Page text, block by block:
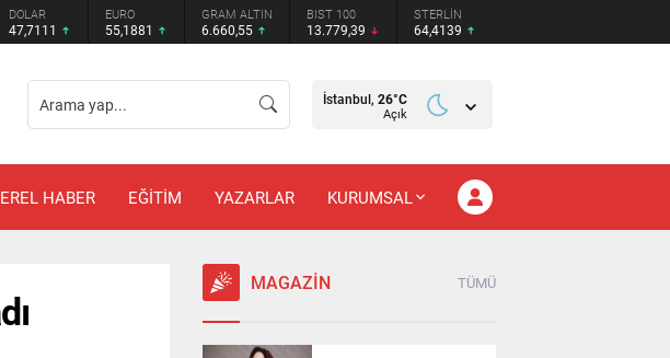
DOLAR
47,7111
EURO
55,1881
GRAM ALTIN
6.660,55
BIST 100
13.779,39
STERLİN
64,4139
İstanbul, 26°C
Açık
HABER EĞİTİM YAZARLAR KURUMSAL
MAGAZİN TÜMÜ